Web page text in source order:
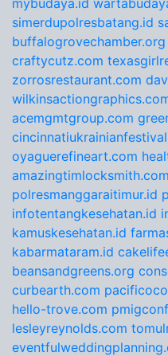
mybudaya.id
simerdupolresbatang.id
buffalogrovechamber.org
craftycutz.com
zorrosrestaurant.com
acemgmtgroup.com
oyaguerefineart.com
amazingtimlocksmith.com
polresmanggaraitimur.id
infotentangkesehatan.id
kamuskesehatan.id
kabarmataram.id
beansandgreens.org
curbearth.com
hello-trove.com
lesleyreynolds.com